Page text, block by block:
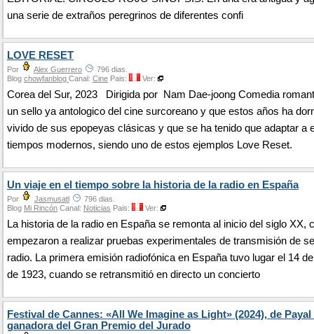
una serie de extraños peregrinos de diferentes confi
LOVE RESET
Por Alex Guerrero
796 dias.
Blog chowfanblog Canal: Cine Pais: Ver:
Corea del Sur, 2023 Dirigida por Nam Dae-joong Comedia
un sello ya antologico del cine surcoreano y que estos años ha
vivido de sus epopeyas clásicas y que se ha tenido que adaptar a
tiempos modernos, siendo uno de estos ejemplos Love Reset.
Un viaje en el tiempo sobre la historia de la radio en España
Por Jasmusatl
796 dias.
Blog Mi Rincón Canal: Noticias Pais: Ver:
La historia de la radio en España se remonta al inicio del siglo XX,
empezaron a realizar pruebas experimentales de transmisión de
radio. La primera emisión radiofónica en España tuvo lugar el 14
de 1923, cuando se retransmitió en directo un concierto
Festival de Cannes: «All We Imagine as Light» (2024), de
ganadora del Gran Premio del Jurado